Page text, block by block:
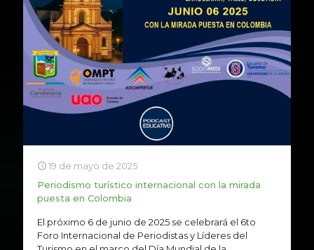
19 de mayo de 2025
Periodismo turístico internacional con la mirada
puesta en Colombia
El próximo 6 de junio de 2025 se celebrará el 6to
Foro Internacional de Periodistas y Líderes del